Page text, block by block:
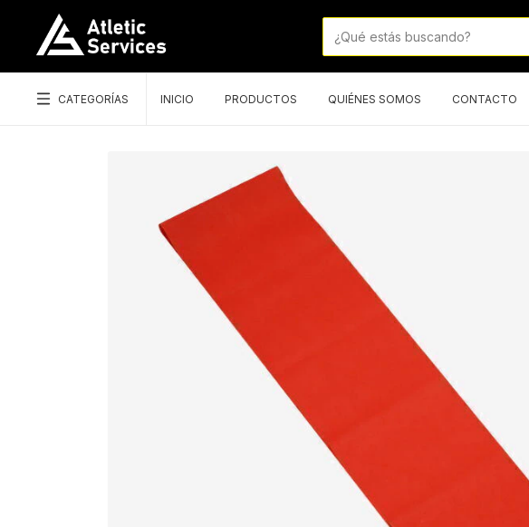
CATEGORÍAS INICIO PRODUCTOS QUIÉNES SOMOS CONTACTO